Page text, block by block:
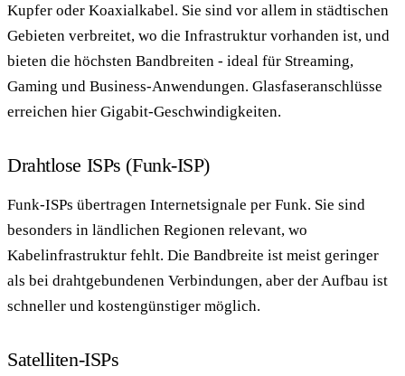
Kupfer oder Koaxialkabel. Sie sind vor allem in städtischen
Gebieten verbreitet, wo die Infrastruktur vorhanden ist, und
bieten die höchsten Bandbreiten - ideal für Streaming,
Gaming und Business-Anwendungen. Glasfaseranschlüsse
erreichen hier Gigabit-Geschwindigkeiten.
Drahtlose ISPs (Funk-ISP)
Funk-ISPs übertragen Internetsignale per Funk. Sie sind
besonders in ländlichen Regionen relevant, wo
Kabelinfrastruktur fehlt. Die Bandbreite ist meist geringer
als bei drahtgebundenen Verbindungen, aber der Aufbau ist
schneller und kostengünstiger möglich.
Satelliten-ISPs